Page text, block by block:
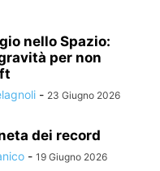
nello Spazio:
per non
- 23 Giugno 2026
dei record
- 19 Giugno 2026